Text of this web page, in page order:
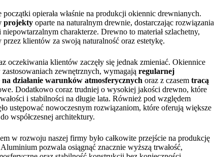
początki opierała właśnie na produkcji okiennic drewnianych.
projekty oparte na naturalnym drewnie, dostarczając rozwiązania
charakterze. Drewno to materiał szlachetny,
klientów za swoją naturalność oraz estetykę.
oczekiwania klientów zaczęły się jednak zmieniać. Okiennice
zewnętrznych, wymagająregularnej
na działanie warunków atmosferycznych oraz z czasemtracą
Dodatkowo coraz trudniej o wysokiej jakości drewno, które
i stabilności na długie lata. Również pod względem
ustępować nowoczesnym rozwiązaniom, które oferują większe
współczesnej architektury.
w rozwoju naszej firmy było całkowite przejście na produkcję
Aluminium pozwala osiągnąć znacznie wyższą trwałość,